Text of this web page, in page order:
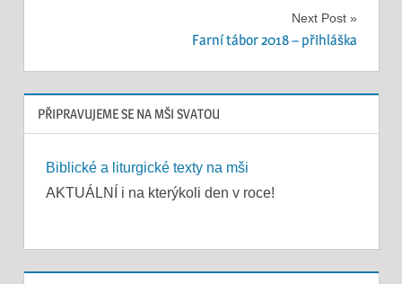
Next Post
Farní tábor 2018 – přihláška
PŘIPRAVUJEME SE NA MŠI SVATOU
Biblické a liturgické texty na mši
AKTUÁLNÍ i na kterýkoli den v roce!